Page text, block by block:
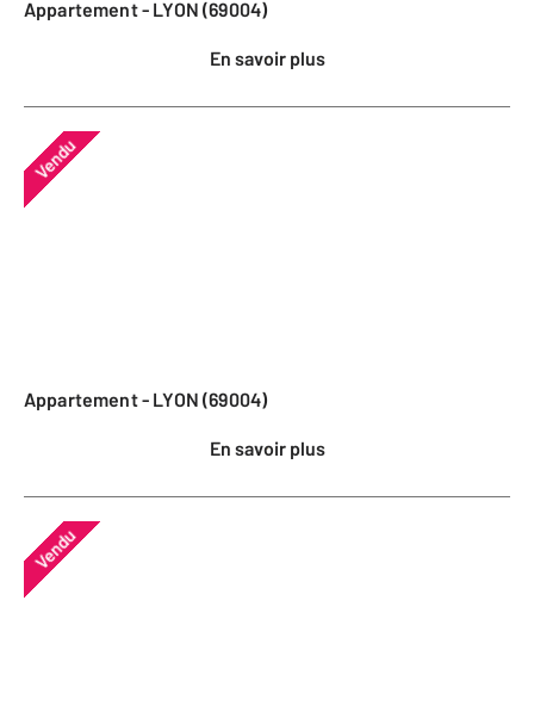
Appartement - LYON (69004)
En savoir plus
Vendu
Appartement - LYON (69004)
En savoir plus
Vendu